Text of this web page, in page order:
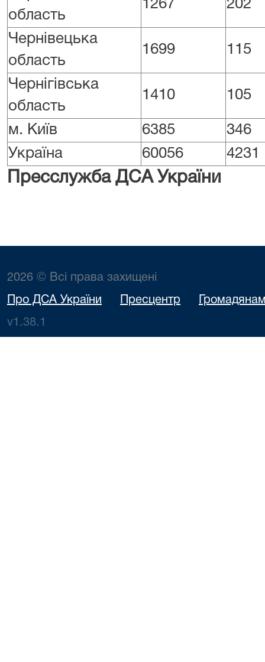
область
1267 202
Чернівецька
область
1699 115
Чернігівська
область
1410 105
м. Київ 6385
346
Україна
60056 4231
Пресслужба ДСА України
2026 © Всі права захищені
Про ДСА України Пресцентр
v1.38.1